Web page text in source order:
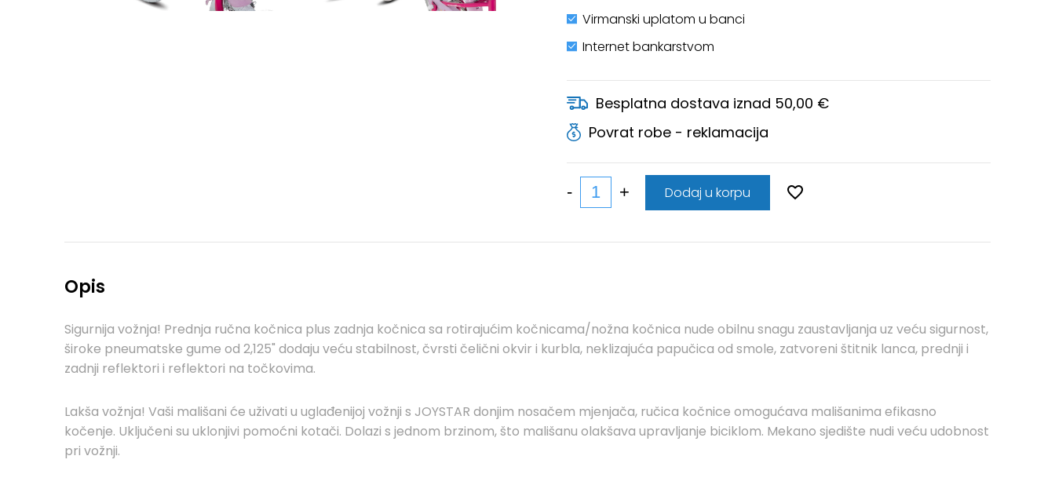
Virmanski uplatom u banci
Internet bankarstvom
Besplatna dostava iznad 50,00 €
Povrat robe - reklamacija
Dodaj u korpu
Opis
Sigurnija vožnja! Prednja ručna kočnica plus zadnja kočnica sa rotirajućim kočnicama/nožna kočnica nude obilnu snagu zaustavljanja uz veću sigurnost,
široke pneumatske gume od 2,125" dodaju veću stabilnost, čvrsti čelični okvir i kurbla, neklizajuća papučica od smole, zatvoreni štitnik lanca, prednji i
zadnji reflektori i reflektori na točkovima.
Lakša vožnja! Vaši mališani će uživati ​​u uglađenijoj vožnji s JOYSTAR donjim nosačem mjenjača, ručica kočnice omogućava mališanima efikasno
kočenje. Uključeni su uklonjivi pomoćni kotači. Dolazi s jednom brzinom, što mališanu olakšava upravljanje biciklom. Mekano sjedište nudi veću udobnost
pri vožnji.